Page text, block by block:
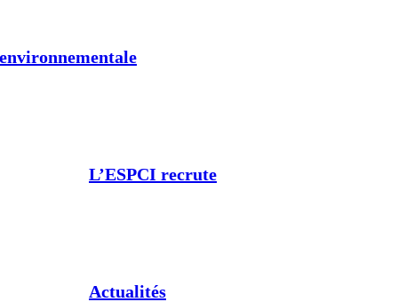
L’ESPCI recrute
Actualités